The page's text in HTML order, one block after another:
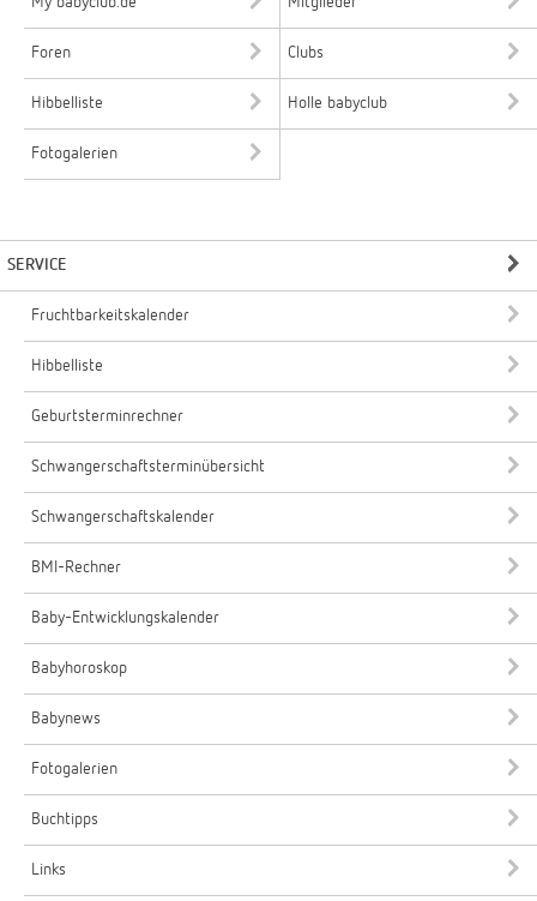
Foren Clubs
Hibbelliste Holle babyclub
Fotogalerien
SERVICE
Fruchtbarkeitskalender
Hibbelliste
Geburtsterminrechner
Schwangerschaftsterminübersicht
Schwangerschaftskalender
BMI-Rechner
Baby-Entwicklungskalender
Babyhoroskop
Babynews
Fotogalerien
Buchtipps
Links